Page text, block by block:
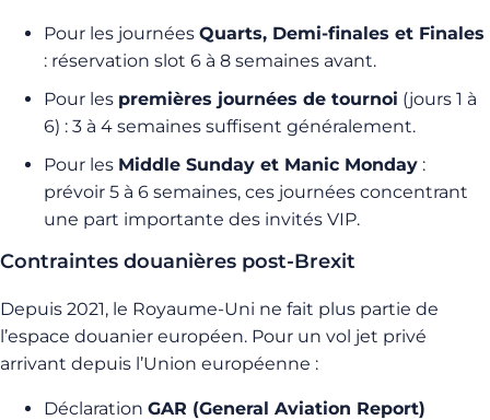
Pour les journées Quarts, Demi-finales et Finales
: réservation slot 6 à 8 semaines avant.
Pour les premières journées de tournoi (jours 1 à
6) : 3 à 4 semaines suffisent généralement.
Pour les Middle Sunday et Manic Monday :
prévoir 5 à 6 semaines, ces journées concentrant
une part importante des invités VIP.
Contraintes douanières post-Brexit
Depuis 2021, le Royaume-Uni ne fait plus partie de
l’espace douanier européen. Pour un vol jet privé
arrivant depuis l’Union européenne :
Déclaration GAR (General Aviation Report)